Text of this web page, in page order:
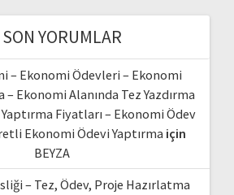
SON YORUMLAR
– Ekonomi Ödevleri – Ekonomi
Ekonomi Alanında Tez Yazdırma
Fiyatları – Ekonomi Ödev
Ekonomi Ödevi Yaptırma için
BEYZA
– Tez, Ödev, Proje Hazırlatma